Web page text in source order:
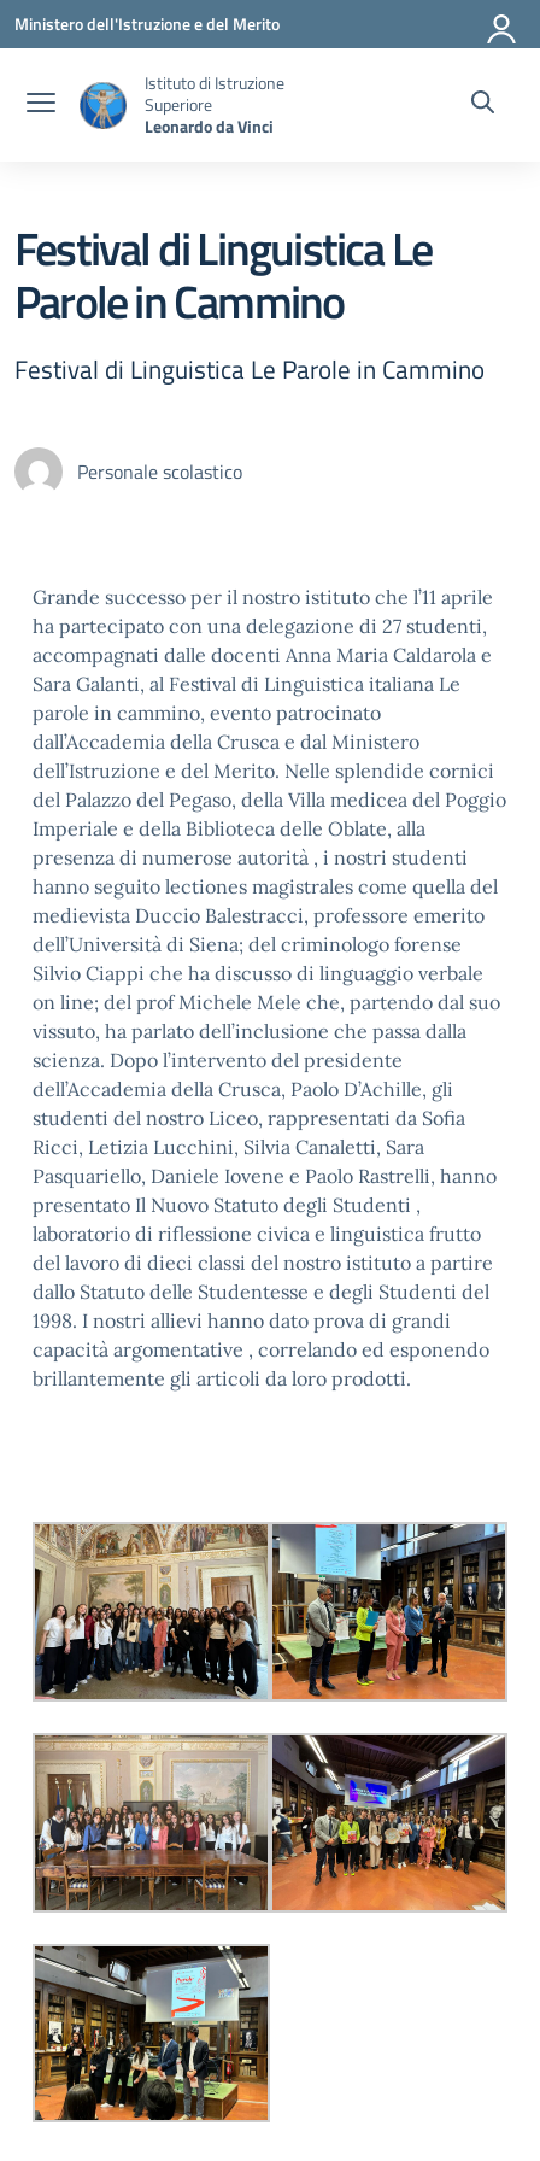
Vai ai contenuti
Vai al menu di navigazione
Vai al footer
Ministero dell'Istruzione e del Merito
Istituto di Istruzione
Superiore
Leonardo da Vinci
Festival di Linguistica Le
Parole in Cammino
Festival di Linguistica Le Parole in Cammino
Personale scolastico
Grande successo per il nostro istituto che l’11 aprile
ha partecipato con una delegazione di 27 studenti,
accompagnati dalle docenti Anna Maria Caldarola e
Sara Galanti, al Festival di Linguistica italiana Le
parole in cammino, evento patrocinato
dall’Accademia della Crusca e dal Ministero
dell’Istruzione e del Merito. Nelle splendide cornici
del Palazzo del Pegaso, della Villa medicea del Poggio
Imperiale e della Biblioteca delle Oblate, alla
presenza di numerose autorità , i nostri studenti
hanno seguito lectiones magistrales come quella del
medievista Duccio Balestracci, professore emerito
dell’Università di Siena; del criminologo forense
Silvio Ciappi che ha discusso di linguaggio verbale
on line; del prof Michele Mele che, partendo dal suo
vissuto, ha parlato dell’inclusione che passa dalla
scienza. Dopo l’intervento del presidente
dell’Accademia della Crusca, Paolo D’Achille, gli
studenti del nostro Liceo, rappresentati da Sofia
Ricci, Letizia Lucchini, Silvia Canaletti, Sara
Pasquariello, Daniele Iovene e Paolo Rastrelli, hanno
presentato Il Nuovo Statuto degli Studenti ,
laboratorio di riflessione civica e linguistica frutto
del lavoro di dieci classi del nostro istituto a partire
dallo Statuto delle Studentesse e degli Studenti del
1998. I nostri allievi hanno dato prova di grandi
capacità argomentative , correlando ed esponendo
brillantemente gli articoli da loro prodotti.